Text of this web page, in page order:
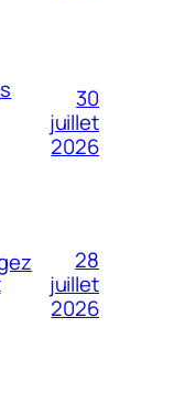
30
juillet
2026
28
juillet
2026